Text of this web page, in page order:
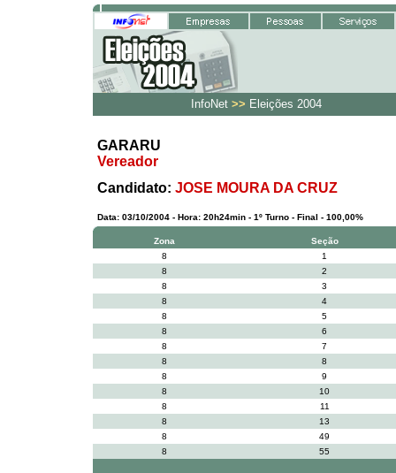
InfoNet >> Eleições 2004
GARARU
Vereador
Candidato: JOSE MOURA DA CRUZ
Data: 03/10/2004 - Hora: 20h24min - 1º Turno - Final - 100,00%
Zona
Seção
8
1
8
2
8
3
8
4
8
5
8
6
8
7
8
8
8
9
8
10
8
11
8
13
8
49
8
55